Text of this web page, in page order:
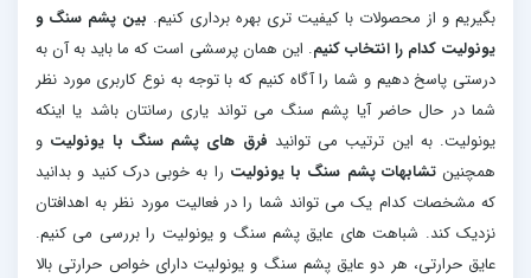
بگیریم و از محصولات با کیفیت تری بهره برداری کنیم. بین پشم سنگ و
یونولیت کدام را انتخاب کنیم. این همان پرسشی است که ما باید به آن به
درستی پاسخ دهیم و شما را آگاه کنیم که با توجه به نوع کاربری مورد نظر
شما در حال حاضر آیا پشم سنگ می تواند یاری رسانتان باشد یا اینکه
یونولیت. به این ترتیب می توانید فرق های پشم سنگ با یونولیت و
همچنین تشابهات پشم سنگ با یونولیت را به خوبی درک کنید و بدانید
که مشخصات کدام یک می تواند شما را در فعالیت مورد نظر به اهدافتان
نزدیک کند. شباهت های عایق پشم سنگ و یونولیت را بررسی می کنیم.
عایق حرارتی، هر دو عایق پشم سنگ و یونولیت دارای خواص حرارتی بالا